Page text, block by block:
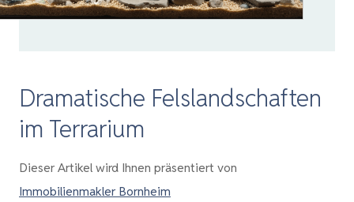
Dramatische Felslandschaften
im Terrarium
Dieser Artikel wird Ihnen präsentiert von
Immobilienmakler Bornheim